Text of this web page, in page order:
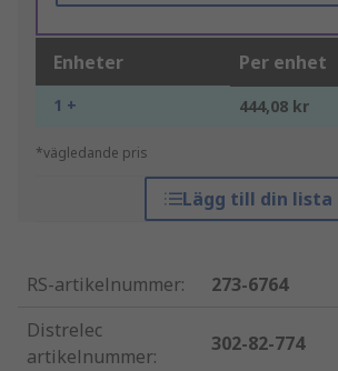
Enheter Per enhet
1 + 444,08 kr
*vägledande pris
Lägg till din lista
RS-artikelnummer:
273-6764
Distrelec
artikelnummer:
302-82-774